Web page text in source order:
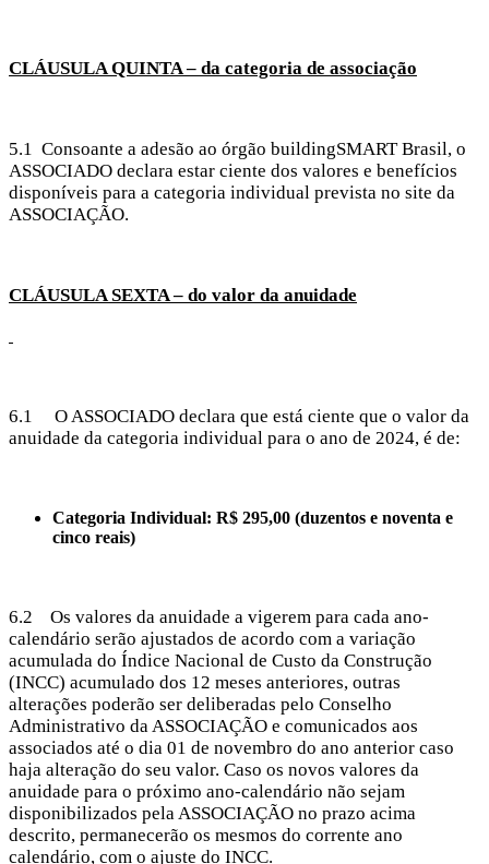
CLÁUSULA QUINTA – da categoria de associação
5.1 Consoante a adesão ao órgão buildingSMART Brasil, o
ASSOCIADO declara estar ciente dos valores e benefícios
disponíveis para a categoria individual prevista no site da
ASSOCIAÇÃO.
CLÁUSULA SEXTA – do valor da anuidade
6.1 O ASSOCIADO declara que está ciente que o valor da
anuidade da categoria individual para o ano de 2024, é de:
Categoria Individual: R$ 295,00 (duzentos e noventa e
cinco reais)
6.2 Os valores da anuidade a vigerem para cada ano-
calendário serão ajustados de acordo com a variação
acumulada do Índice Nacional de Custo da Construção
(INCC) acumulado dos 12 meses anteriores, outras
alterações poderão ser deliberadas pelo Conselho
Administrativo da ASSOCIAÇÃO e comunicados aos
associados até o dia 01 de novembro do ano anterior caso
haja alteração do seu valor. Caso os novos valores da
anuidade para o próximo ano-calendário não sejam
disponibilizados pela ASSOCIAÇÃO no prazo acima
descrito, permanecerão os mesmos do corrente ano
calendário, com o ajuste do INCC.